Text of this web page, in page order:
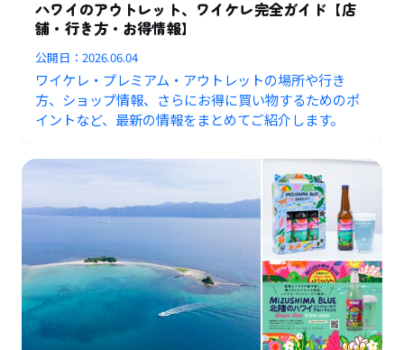
ハワイのアウトレット、ワイケレ完全ガイド【店
舗・行き方・お得情報】
公開日：2026.06.04
ワイケレ・プレミアム・アウトレットの場所や行き
方、ショップ情報、さらにお得に買い物するためのポ
イントなど、最新の情報をまとめてご紹介します。